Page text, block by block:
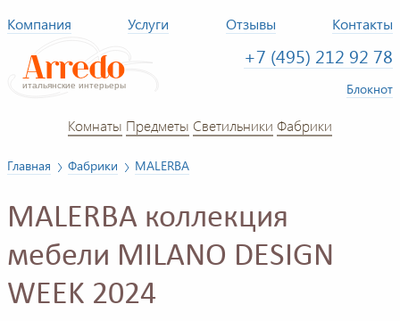
Компания Услуги Отзывы Контакты
+7 (495) 212 92 78
Блокнот
Комнаты Предметы Светильники Фабрики
Главная Фабрики MALERBA
MALERBA коллекция
мебели MILANO DESIGN
WEEK 2024